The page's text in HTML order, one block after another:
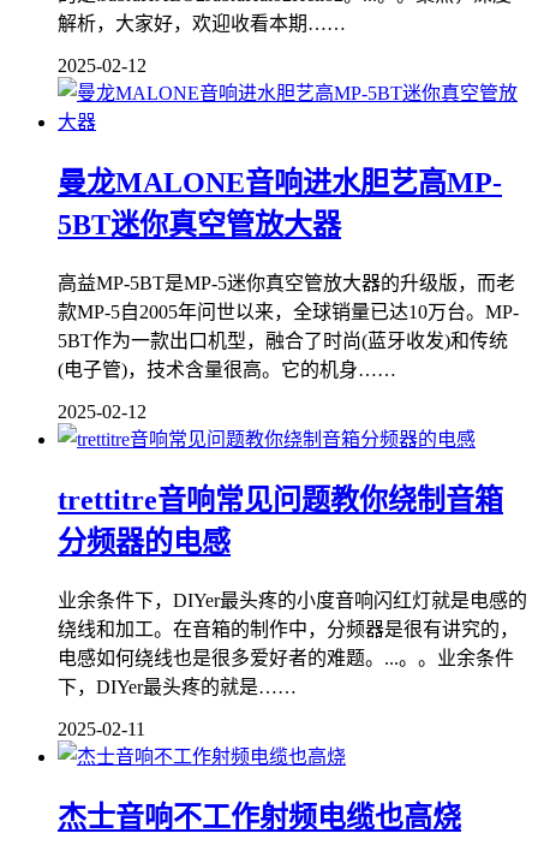
解析，大家好，欢迎收看本期……
2025-02-12
曼龙MALONE音响进水胆艺高MP-
5BT迷你真空管放大器
高益MP-5BT是MP-5迷你真空管放大器的升级版，而老
款MP-5自2005年问世以来，全球销量已达10万台。MP-
5BT作为一款出口机型，融合了时尚(蓝牙收发)和传统
(电子管)，技术含量很高。它的机身……
2025-02-12
trettitre音响常见问题教你绕制音箱
分频器的电感
业余条件下，DIYer最头疼的小度音响闪红灯就是电感的
绕线和加工。在音箱的制作中，分频器是很有讲究的，
电感如何绕线也是很多爱好者的难题。...。。业余条件
下，DIYer最头疼的就是……
2025-02-11
杰士音响不工作射频电缆也高烧